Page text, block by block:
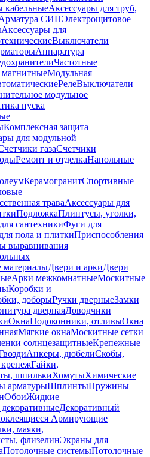
кабельныеАксессуары для труб,
СИПЭлектрощитовое
Аксессуары для
Выключатели
Аппаратура
Частотные
магнитныеМодульная
РелеВыключатели
модульное
пуска
Комплексная защита
для модульной
газаСчетчики
Ремонт и отделкаНапольные
КерамогранитСпортивные
траваАксессуары для
ПодложкаПлинтусы, уголки,
сантехникиФуги для
пола и плиткиПриспособления
выравнивания
материалыДвери и аркиДвери
Арки межкомнатныеМоскитные
Коробки и
доборыРучки дверныеЗамки
двернаяДоводчики
ОкнаПодоконники, отливыОкна
Мягкие окнаМоскитные сетки
солнцезащитныеКрепежные
Анкеры, дюбелиСкобы,
Гайки,
шпилькиХомутыХимические
арматурыШплинтыПружины
ОбоиЖидкие
Декоративный
Армирующие
маяки,
флизелинЭкраны для
Потолочные системыПотолочные